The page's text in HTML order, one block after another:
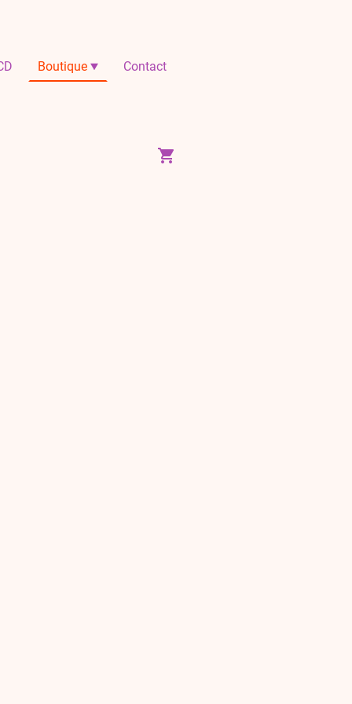
Boutique Contact